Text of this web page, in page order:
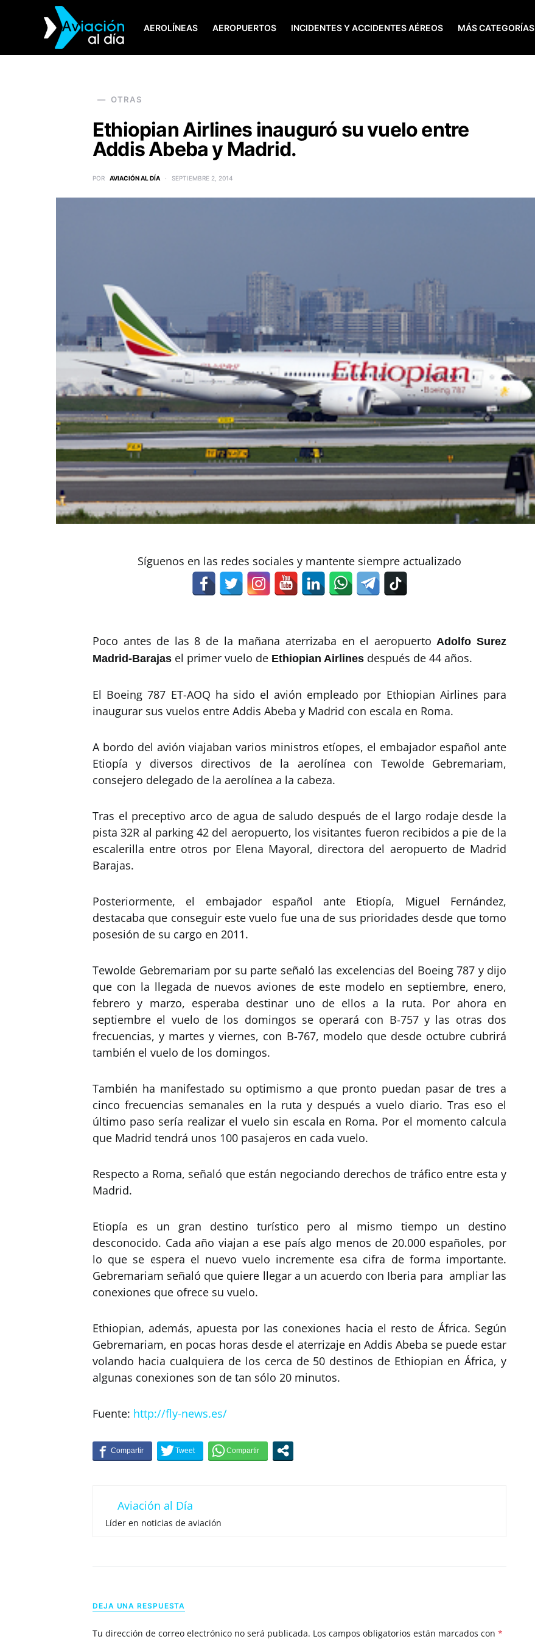
AEROLÍNEAS AEROPUERTOS INCIDENTES Y ACCIDENTES AÉREOS MÁS CATEGORÍAS
SEARCH FOR:
OTRAS
Ethiopian Airlines inauguró su vuelo entre
Addis Abeba y Madrid.
POR AVIACIÓN AL DÍA SEPTIEMBRE 2, 2014
Síguenos en las redes sociales y mantente siempre actualizado
Poco antes de las 8 de la mañana aterrizaba en el aeropuertoAdolfo Surez
Madrid-Barajas el primer vuelo de Ethiopian Airlines después de 44 años.
El Boeing 787 ET-AOQ ha sido el avión empleado por Ethiopian Airlines para
inaugurar sus vuelos entre Addis Abeba y Madrid con escala en Roma.
A bordo del avión viajaban varios ministros etíopes, el embajador español ante
Etiopía y diversos directivos de la aerolínea con Tewolde Gebremariam,
consejero delegado de la aerolínea a la cabeza.
Tras el preceptivo arco de agua de saludo después de el largo rodaje desde la
pista 32R al parking 42 del aeropuerto, los visitantes fueron recibidos a pie de la
escalerilla entre otros por Elena Mayoral, directora del aeropuerto de Madrid
Barajas.
Posteriormente, el embajador español ante Etiopía, Miguel Fernández,
destacaba que conseguir este vuelo fue una de sus prioridades desde que tomo
posesión de su cargo en 2011.
Tewolde Gebremariam por su parte señaló las excelencias del Boeing 787 y dijo
que con la llegada de nuevos aviones de este modelo en septiembre, enero,
febrero y marzo, esperaba destinar uno de ellos a la ruta. Por ahora en
septiembre el vuelo de los domingos se operará con B-757 y las otras dos
frecuencias, y martes y viernes, con B-767, modelo que desde octubre cubrirá
también el vuelo de los domingos.
También ha manifestado su optimismo a que pronto puedan pasar de tres a
cinco frecuencias semanales en la ruta y después a vuelo diario. Tras eso el
último paso sería realizar el vuelo sin escala en Roma. Por el momento calcula
que Madrid tendrá unos 100 pasajeros en cada vuelo.
Respecto a Roma, señaló que están negociando derechos de tráfico entre esta y
Madrid.
Etiopía es un gran destino turístico pero al mismo tiempo un destino
desconocido. Cada año viajan a ese país algo menos de 20.000 españoles, por
lo que se espera el nuevo vuelo incremente esa cifra de forma importante.
Gebremariam señaló que quiere llegar a un acuerdo con Iberia para ampliar las
conexiones que ofrece su vuelo.
Ethiopian, además, apuesta por las conexiones hacia el resto de África. Según
Gebremariam, en pocas horas desde el aterrizaje en Addis Abeba se puede estar
volando hacia cualquiera de los cerca de 50 destinos de Ethiopian en África, y
algunas conexiones son de tan sólo 20 minutos.
Fuente: http://fly-news.es/
Aviación al Día
Líder en noticias de aviación
DEJA UNA RESPUESTA
Tu dirección de correo electrónico no será publicada. Los campos obligatorios están marcados con *